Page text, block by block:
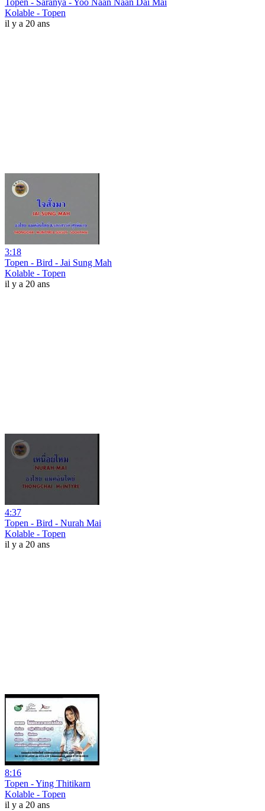
Topen - Saranya - Yoo Naan Naan Dai Mai
Kolable - Topen
il y a 20 ans
3:18
Topen - Bird - Jai Sung Mah
Kolable - Topen
il y a 20 ans
4:37
Topen - Bird - Nurah Mai
Kolable - Topen
il y a 20 ans
8:16
Topen - Ying Thitikarn
Kolable - Topen
il y a 20 ans